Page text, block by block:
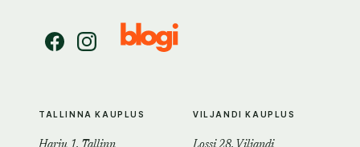
TALLINNA KAUPLUS VILJANDI KAUPLUS